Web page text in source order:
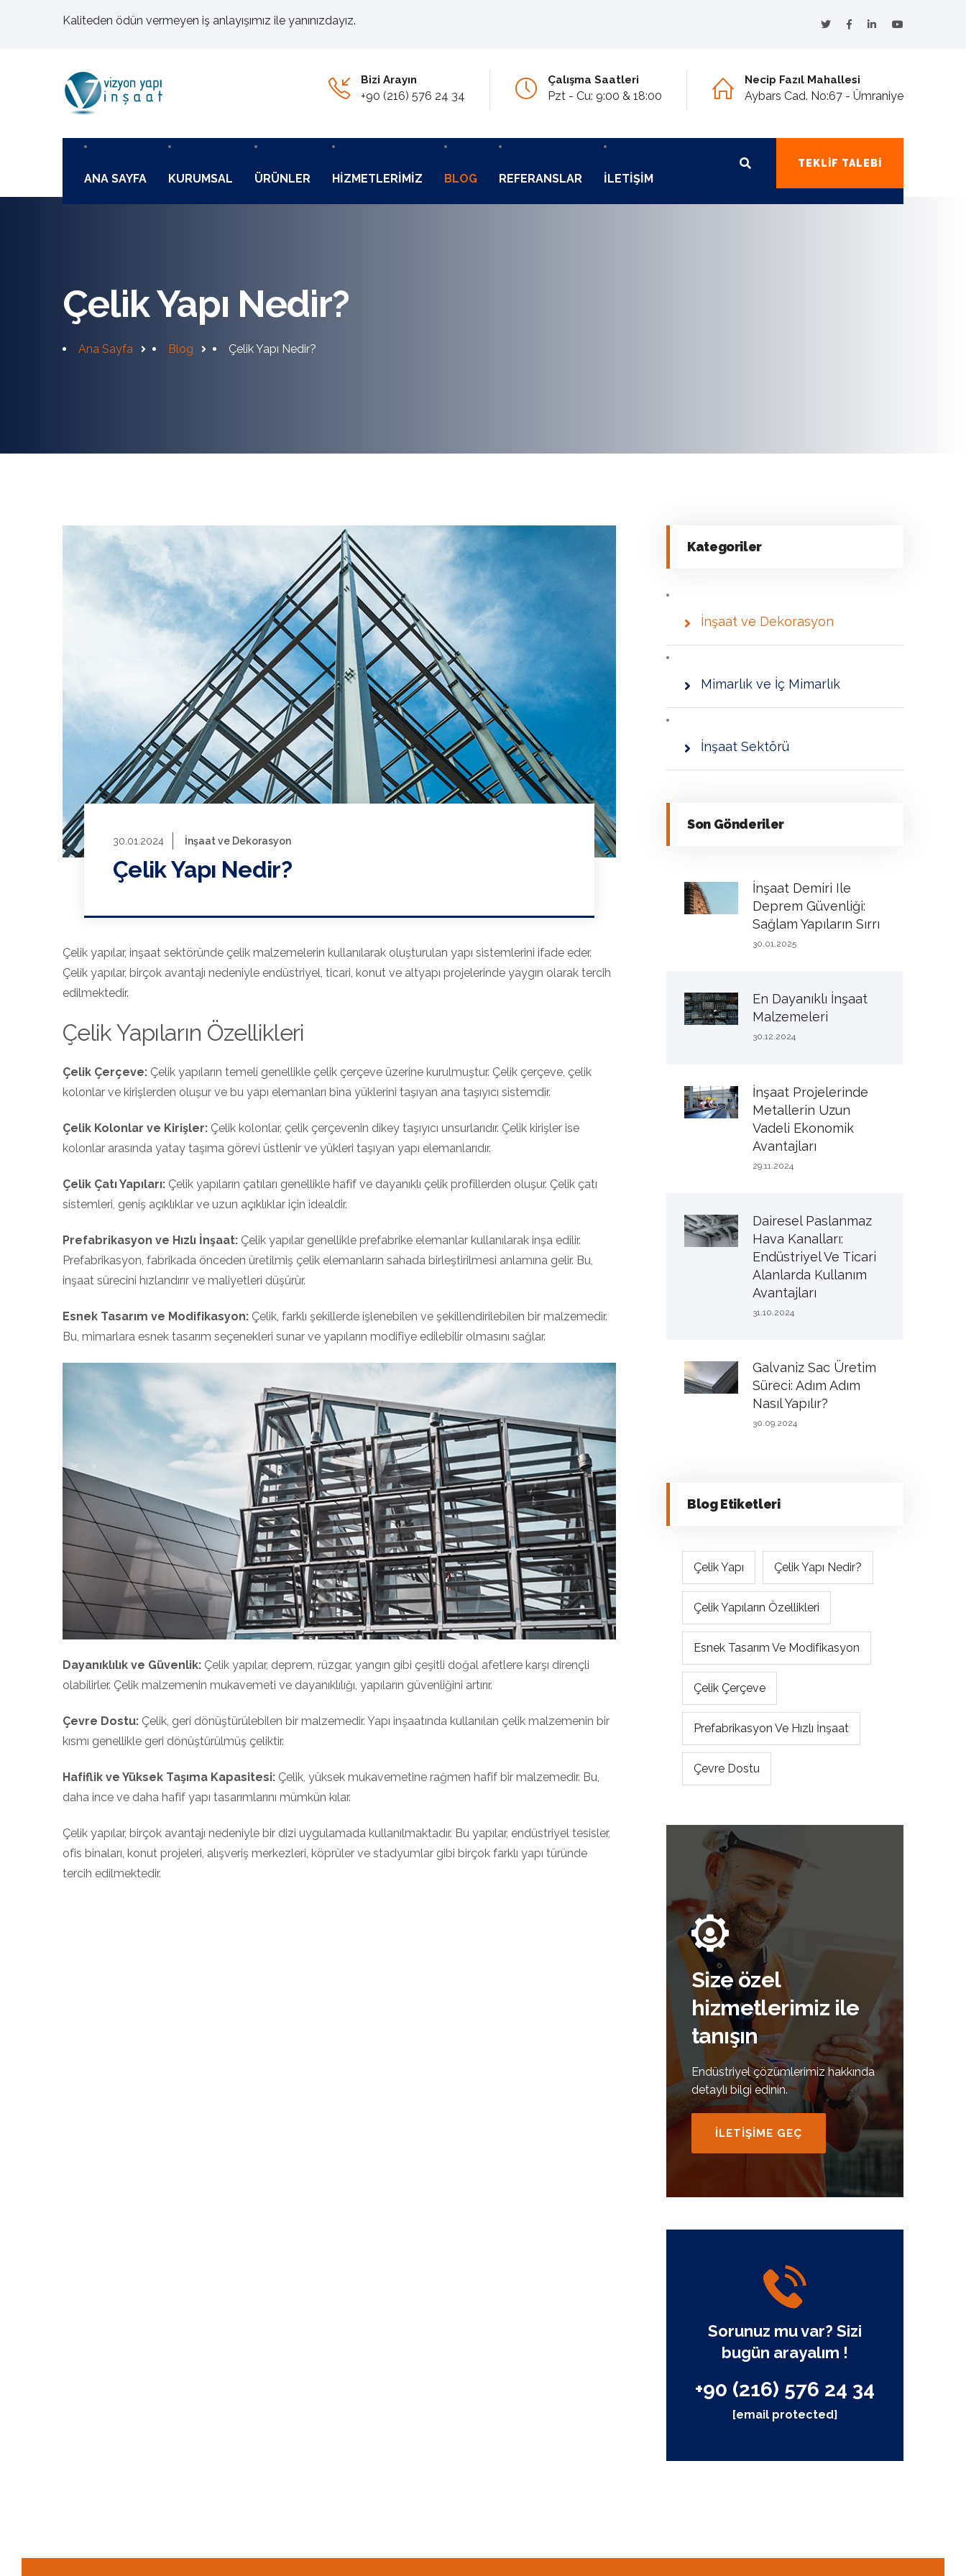
Kaliteden ödün vermeyen iş anlayışımız ile yanınızdayız.
Bizi Arayın
+90 (216) 576 24 34
Çalışma Saatleri
Pzt - Cu: 9:00 & 18:00
Necip Fazıl Mahallesi
Aybars Cad. No:67 - Ümraniye
ANA SAYFA KURUMSAL ÜRÜNLER HIZMETLERIMIZ BLOG REFERANSLAR İLETIŞIM
TEKLIF TALEBI
Çelik Yapı Nedir?
Ana Sayfa Blog Çelik Yapı Nedir?
30.01.2024 İnşaat ve Dekorasyon
Çelik Yapı Nedir?
Çelik yapılar, inşaat sektöründe çelik malzemelerin kullanılarak oluşturulan yapı sistemlerini ifade eder.
Çelik yapılar, birçok avantajı nedeniyle endüstriyel, ticari, konut ve altyapı projelerinde yaygın olarak tercih
edilmektedir.
Çelik Yapıların Özellikleri
Çelik Çerçeve: Çelik yapıların temeli genellikle çelik çerçeve üzerine kurulmuştur. Çelik çerçeve, çelik
kolonlar ve kirişlerden oluşur ve bu yapı elemanları bina yüklerini taşıyan ana taşıyıcı sistemdir.
Çelik Kolonlar ve Kirişler: Çelik kolonlar, çelik çerçevenin dikey taşıyıcı unsurlarıdır. Çelik kirişler ise
kolonlar arasında yatay taşıma görevi üstlenir ve yükleri taşıyan yapı elemanlarıdır.
Çelik Çatı Yapıları: Çelik yapıların çatıları genellikle hafif ve dayanıklı çelik profillerden oluşur. Çelik çatı
sistemleri, geniş açıklıklar ve uzun açıklıklar için idealdir.
Prefabrikasyon ve Hızlı İnşaat: Çelik yapılar genellikle prefabrike elemanlar kullanılarak inşa edilir.
Prefabrikasyon, fabrikada önceden üretilmiş çelik elemanların sahada birleştirilmesi anlamına gelir. Bu,
inşaat sürecini hızlandırır ve maliyetleri düşürür.
Esnek Tasarım ve Modifikasyon: Çelik, farklı şekillerde işlenebilen ve şekillendirilebilen bir malzemedir.
Bu, mimarlara esnek tasarım seçenekleri sunar ve yapıların modifiye edilebilir olmasını sağlar.
Dayanıklılık ve Güvenlik: Çelik yapılar, deprem, rüzgar, yangın gibi çeşitli doğal afetlere karşı dirençli
olabilirler. Çelik malzemenin mukavemeti ve dayanıklılığı, yapıların güvenliğini artırır.
Çevre Dostu: Çelik, geri dönüştürülebilen bir malzemedir. Yapı inşaatında kullanılan çelik malzemenin bir
kısmı genellikle geri dönüştürülmüş çeliktir.
Hafiflik ve Yüksek Taşıma Kapasitesi: Çelik, yüksek mukavemetine rağmen hafif bir malzemedir. Bu,
daha ince ve daha hafif yapı tasarımlarını mümkün kılar.
Çelik yapılar, birçok avantajı nedeniyle bir dizi uygulamada kullanılmaktadır. Bu yapılar, endüstriyel tesisler,
ofis binaları, konut projeleri, alışveriş merkezleri, köprüler ve stadyumlar gibi birçok farklı yapı türünde
tercih edilmektedir.
Kategoriler
İnşaat ve Dekorasyon
Mimarlık ve İç Mimarlık
İnşaat Sektörü
Son Gönderiler
İnşaat Demiri Ile
Deprem Güvenliği:
Sağlam Yapıların Sırrı
30.01.2025
En Dayanıklı İnşaat
Malzemeleri
30.12.2024
İnşaat Projelerinde
Metallerin Uzun
Vadeli Ekonomik
Avantajları
29.11.2024
Dairesel Paslanmaz
Hava Kanalları:
Endüstriyel Ve Ticari
Alanlarda Kullanım
Avantajları
31.10.2024
Galvaniz Sac Üretim
Süreci: Adım Adım
Nasıl Yapılır?
30.09.2024
Blog Etiketleri
Çelik Yapı Çelik Yapı Nedir?
Çelik Yapıların Özellikleri
Esnek Tasarım Ve Modifikasyon
Çelik Çerçeve
Prefabrikasyon Ve Hızlı İnşaat
Çevre Dostu
Size özel
hizmetlerimiz ile
tanışın
Endüstriyel çözümlerimiz hakkında
detaylı bilgi edinin.
İLETİŞİME GEÇ
Sorunuz mu var? Sizi
bugün arayalım !
+90 (216) 576 24 34
[email protected]